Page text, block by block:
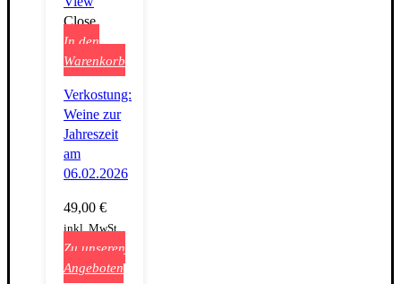
Close
In den
Warenkorb
Verkostung:
Weine zur
Jahreszeit
am
06.02.2026
49,00 €
inkl. MwSt.
Zu unseren
Angeboten